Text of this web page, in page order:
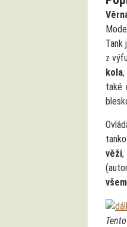
Tank
z
kola
také
věži,